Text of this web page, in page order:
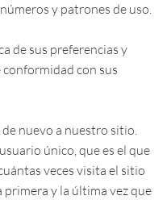
y patrones de uso.
de sus preferencias y
con sus
nuevo a nuestro sitio.
único, que es el que
veces visita el sitio
primera y la última vez que